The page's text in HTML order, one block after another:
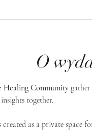
O
Healing Community gather
together.
created as a private